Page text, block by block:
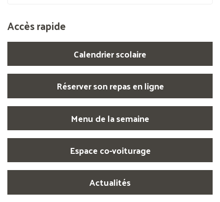
Accès rapide
Calendrier scolaire
Réserver son repas en ligne
Menu de la semaine
Espace co-voiturage
Actualités